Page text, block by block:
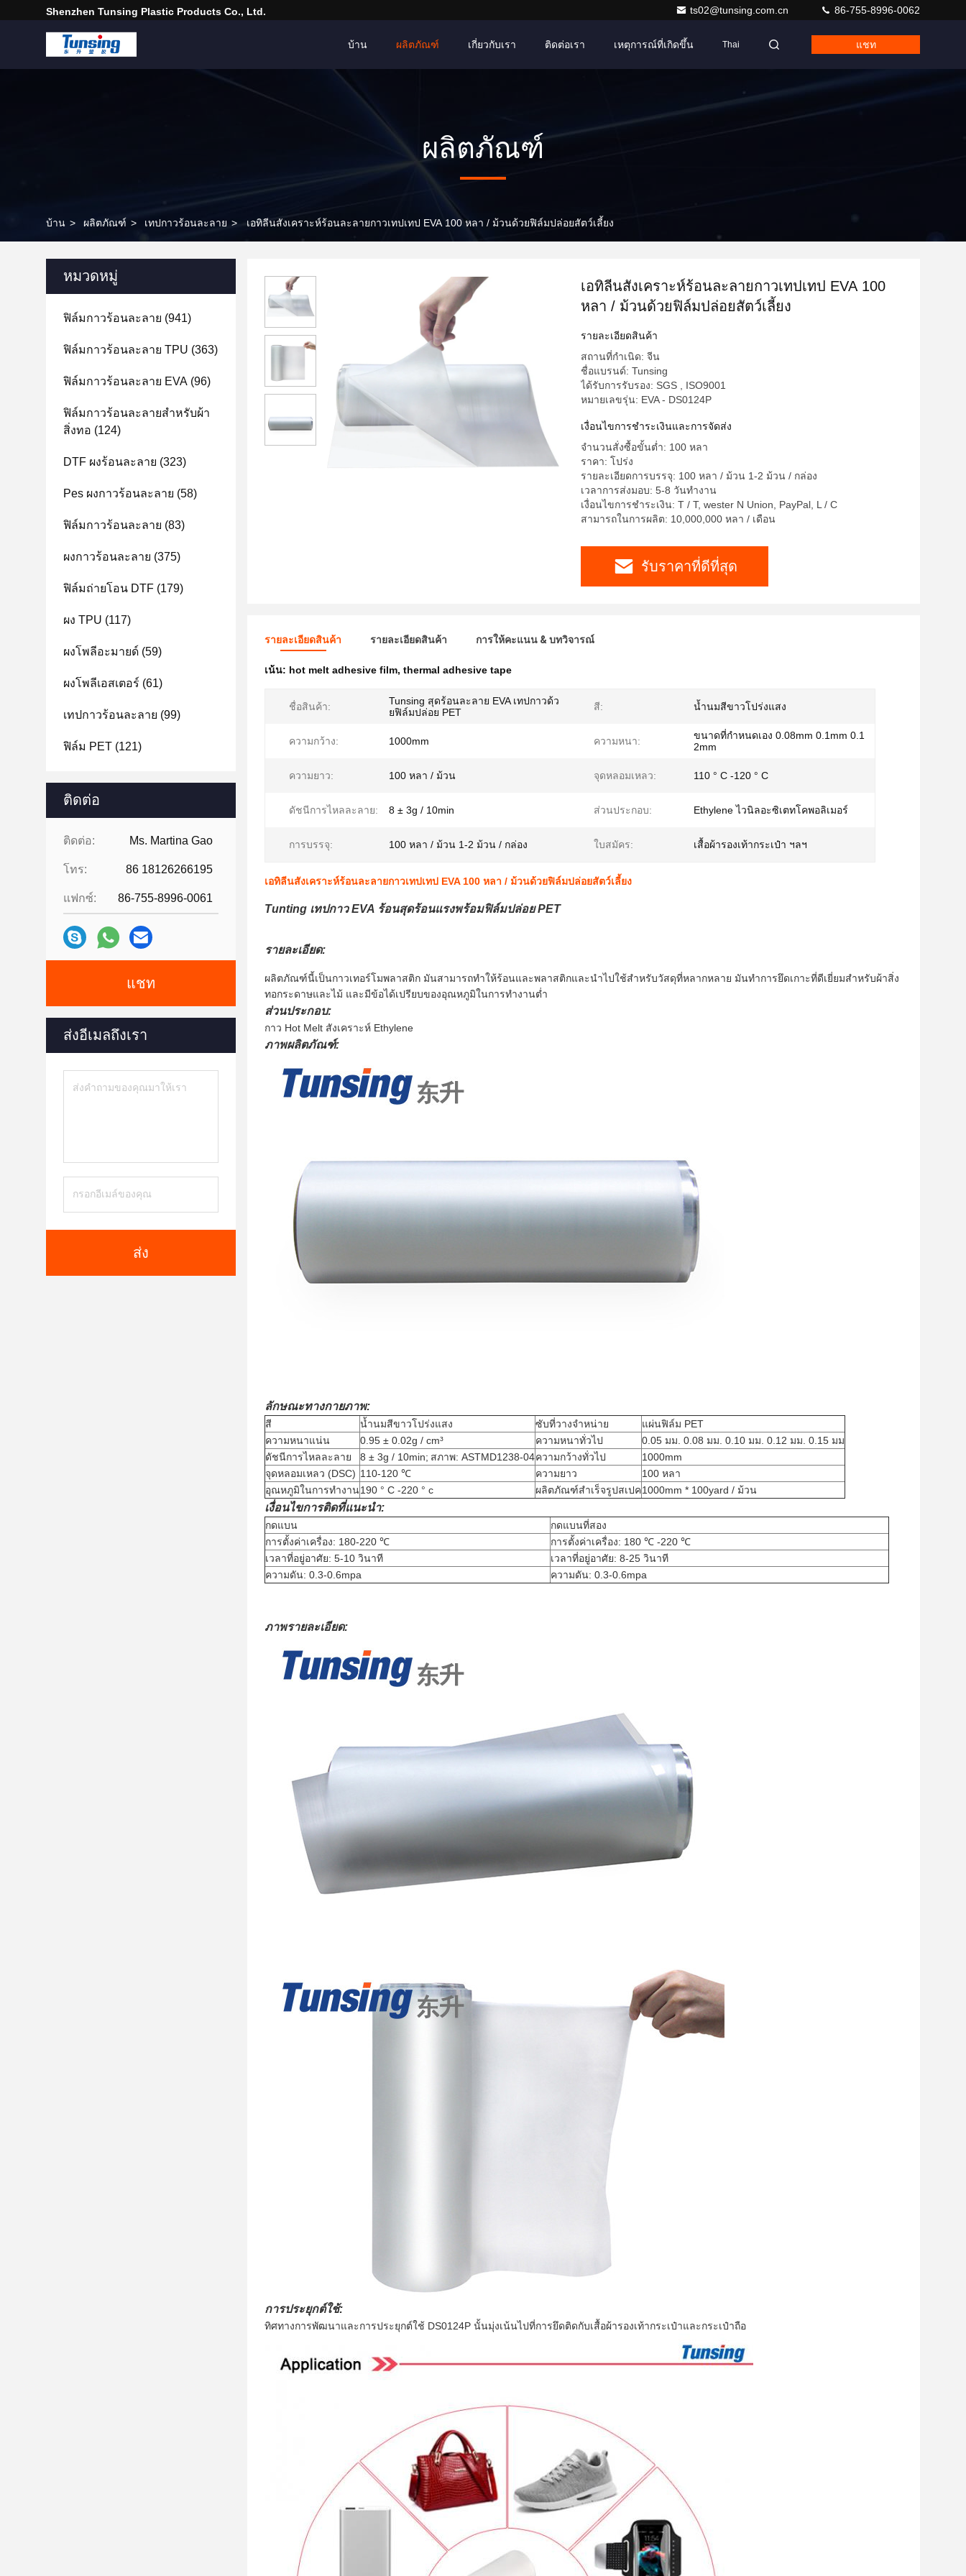
Shenzhen Tunsing Plastic Products Co., Ltd. ts02@tunsing.com.cn 86-755-8996-0062
บ้าน ผลิตภัณฑ์ เกี่ยวกับเรา ติดต่อเรา เหตุการณ์ที่เกิดขึ้น Thai แชท
ผลิตภัณฑ์
บ้าน > ผลิตภัณฑ์ > เทปกาวร้อนละลาย > เอทิลีนสังเคราะห์ร้อนละลายกาวเทปเทป EVA 100 หลา / ม้วนด้วยฟิล์มปล่อยสัตว์เลี้ยง
หมวดหมู่
ฟิล์มกาวร้อนละลาย (941)
ฟิล์มกาวร้อนละลาย TPU (363)
ฟิล์มกาวร้อนละลาย EVA (96)
ฟิล์มกาวร้อนละลายสำหรับผ้า
สิ่งทอ (124)
DTF ผงร้อนละลาย (323)
Pes ผงกาวร้อนละลาย (58)
ฟิล์มกาวร้อนละลาย (83)
ผงกาวร้อนละลาย (375)
ฟิล์มถ่ายโอน DTF (179)
ผง TPU (117)
ผงโพลีอะมายด์ (59)
ผงโพลีเอสเตอร์ (61)
เทปกาวร้อนละลาย (99)
ฟิล์ม PET (121)
ติดต่อ
ติดต่อ: Ms. Martina Gao
โทร: 86 18126266195
แฟกซ์: 86-755-8996-0061
แชท
ส่งอีเมลถึงเรา
ส่ง
เอทิลีนสังเคราะห์ร้อนละลายกาวเทปเทป EVA 100
หลา / ม้วนด้วยฟิล์มปล่อยสัตว์เลี้ยง
รายละเอียดสินค้า
สถานที่กำเนิด: จีน
ชื่อแบรนด์: Tunsing
ได้รับการรับรอง: SGS , ISO9001
หมายเลขรุ่น: EVA - DS0124P
เงื่อนไขการชำระเงินและการจัดส่ง
จำนวนสั่งซื้อขั้นต่ำ: 100 หลา
ราคา: โปร่ง
รายละเอียดการบรรจุ: 100 หลา / ม้วน 1-2 ม้วน / กล่อง
เวลาการส่งมอบ: 5-8 วันทำงาน
เงื่อนไขการชำระเงิน: T / T, wester N Union, PayPal, L / C
สามารถในการผลิต: 10,000,000 หลา / เดือน
รับราคาที่ดีที่สุด
รายละเอียดสินค้า รายละเอียดสินค้า การให้คะแนน & บทวิจารณ์
เน้น: hot melt adhesive film, thermal adhesive tape
ชื่อสินค้า:
Tunsing สุดร้อนละลาย EVA เทปกาวด้ว
ยฟิล์มปล่อย PET
สี: น้ำนมสีขาวโปร่งแสง
ความกว้าง: 1000mm ความหนา:
ขนาดที่กำหนดเอง 0.08mm 0.1mm 0.1
2mm
ความยาว: 100 หลา / ม้วน จุดหลอมเหลว: 110 ° C -120 ° C
ดัชนีการไหลละลาย: 8 ± 3g / 10min ส่วนประกอบ: Ethylene ไวนิลอะซิเตทโคพอลิเมอร์
การบรรจุ: 100 หลา / ม้วน 1-2 ม้วน / กล่อง ใบสมัคร: เสื้อผ้ารองเท้ากระเป๋า ฯลฯ
เอทิลีนสังเคราะห์ร้อนละลายกาวเทปเทป EVA 100 หลา / ม้วนด้วยฟิล์มปล่อยสัตว์เลี้ยง
Tunting เทปกาว EVA ร้อนสุดร้อนแรงพร้อมฟิล์มปล่อย PET
รายละเอียด:
ผลิตภัณฑ์นี้เป็นกาวเทอร์โมพลาสติก มันสามารถทำให้ร้อนและพลาสติกและนำไปใช้สำหรับวัสดุที่หลากหลาย มันทำการยึดเกาะที่ดีเยี่ยมสำหรับผ้าสิ่ง
ทอกระดาษและไม้ และมีข้อได้เปรียบของอุณหภูมิในการทำงานต่ำ
ส่วนประกอบ:
กาว Hot Melt สังเคราะห์ Ethylene
ภาพผลิตภัณฑ์:
ลักษณะทางกายภาพ:
สี น้ำนมสีขาวโปร่งแสง ซับที่วางจำหน่าย
แผ่นฟิล์ม PET
ความหนาแน่น
0.95 ± 0.02g / cm³ ความหนาทั่วไป
0.05 มม. 0.08 มม. 0.10 มม. 0.12 มม. 0.15 มม
ดัชนีการไหลละลาย
8 ± 3g / 10min; สภาพ: ASTMD1238-04ความกว้างทั่วไป
1000mm
จุดหลอมเหลว (DSC) 110-120 ℃ ความยาว
100 หลา
อุณหภูมิในการทำงาน190 ° C -220 ° c ผลิตภัณฑ์สำเร็จรูปสเปค1000mm * 100yard / ม้วน
เงื่อนไขการติดที่แนะนำ:
กดแบน
กดแบนที่สอง
การตั้งค่าเครื่อง: 180-220 ℃
การตั้งค่าเครื่อง: 180 ℃ -220 ℃
เวลาที่อยู่อาศัย: 5-10 วินาที
เวลาที่อยู่อาศัย: 8-25 วินาที
ความดัน: 0.3-0.6mpa
ความดัน: 0.3-0.6mpa
ภาพรายละเอียด:
การประยุกต์ใช้:
ทิศทางการพัฒนาและการประยุกต์ใช้ DS0124P นั้นมุ่งเน้นไปที่การยึดติดกับเสื้อผ้ารองเท้ากระเป๋าและกระเป๋าถือ